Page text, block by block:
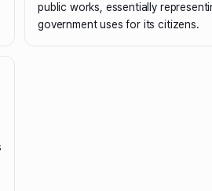
public works, essentially
government uses for its citizens.